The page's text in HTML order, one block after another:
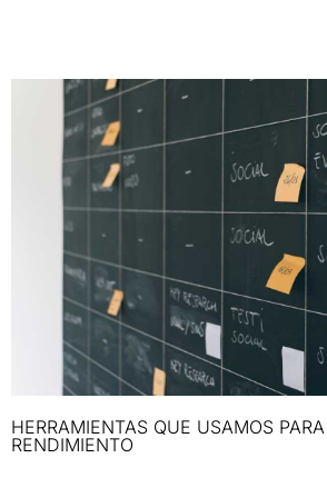
HERRAMIENTAS QUE USAMOS
RENDIMIENTO